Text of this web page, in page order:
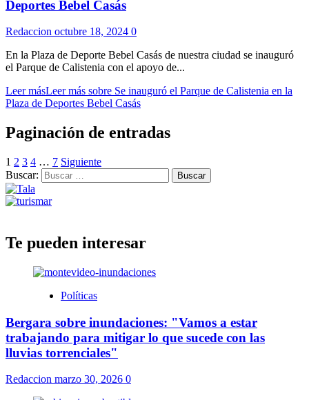
Deportes Bebel Casás
Redaccion octubre 18, 2024 0
En la Plaza de Deporte Bebel Casás de nuestra ciudad se inauguró
el Parque de Calistenia con el apoyo de...
Leer másLeer más sobre Se inauguró el Parque de Calistenia en la
Plaza de Deportes Bebel Casás
Paginación de entradas
1 2 3 4 … 7 Siguiente
Buscar:
Te pueden interesar
Políticas
Bergara sobre inundaciones: "Vamos a estar
trabajando para mitigar lo que sucede con las
lluvias torrenciales"
Redaccion marzo 30, 2026 0